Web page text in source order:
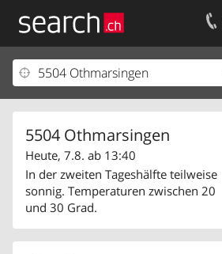
5504 Othmarsingen
Heute, 7.8. ab 13:40
In der zweiten Tageshälfte teilweise
sonnig. Temperaturen zwischen 20
und 30 Grad.
Ihr Eintrag
Kundencenter Geschäftskunden